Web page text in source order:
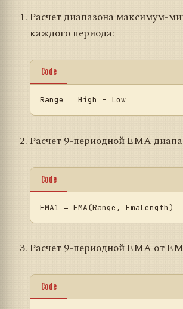
Расчет диапазона максимум-
каждого периода:
Code
Range = High - Low
Расчет 9-периодной EMA
Code
EMA1
Расчет 9-периодной EMA от
Code